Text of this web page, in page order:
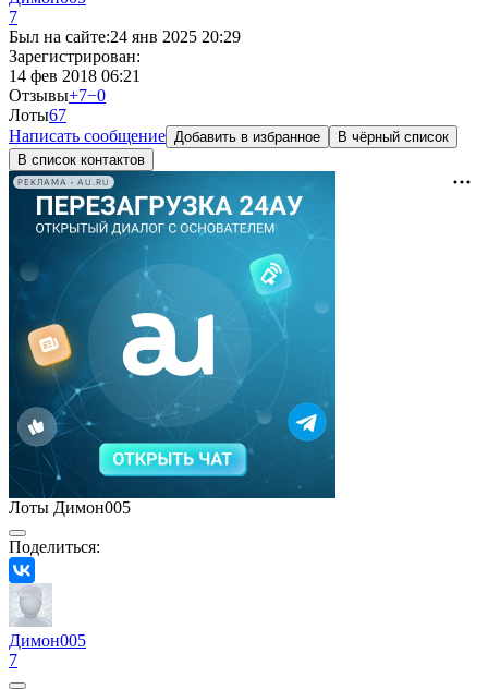
7
Был на сайте:24 янв 2025 20:29
Зарегистрирован:
14 фев 2018 06:21
Отзывы+7−0
Лоты67
Написать сообщение Добавить в избранное
В чёрный список
В список контактов
РЕКЛАМА • AU.RU
Лоты Димон005
Поделиться:
Димон005
7